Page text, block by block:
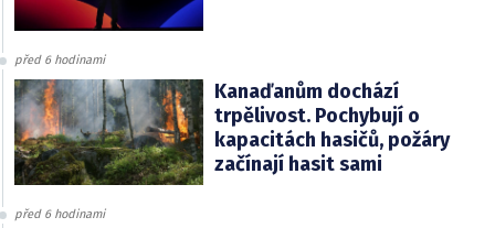
před 6 hodinami
Kanaďanům dochází
trpělivost. Pochybují o
kapacitách hasičů, požáry
začínají hasit sami
před 6 hodinami